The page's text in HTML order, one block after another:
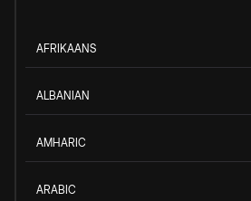
AFRIKAANS
ALBANIAN
AMHARIC
ARABIC